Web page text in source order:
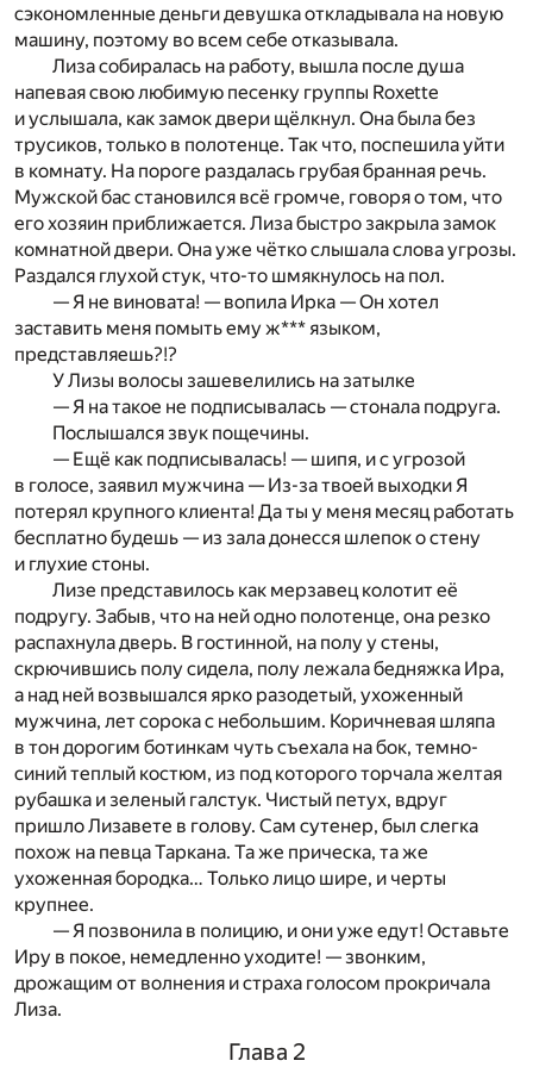
сэкономленные деньги девушка откладывала на новую
машину, поэтому во всем себе отказывала.
Лиза собиралась на работу, вышла после душа
напевая свою любимую песенку группы Roxette
и услышала, как замок двери щёлкнул. Она была без
трусиков, только в полотенце. Так что, поспешила уйти
в комнату. На пороге раздалась грубая бранная речь.
Мужской бас становился всё громче, говоря о том, что
его хозяин приближается. Лиза быстро закрыла замок
комнатной двери. Она уже чётко слышала слова угрозы.
Раздался глухой стук, что-то шмякнулось на пол.
— Я не виновата! — вопила Ирка — Он хотел
заставить меня помыть ему ж*** языком,
представляешь?!?
У Лизы волосы зашевелились на затылке
— Я на такое не подписывалась — стонала подруга.
Послышался звук пощечины.
— Ещё как подписывалась! — шипя, и с угрозой
в голосе, заявил мужчина — Из-за твоей выходки Я
потерял крупного клиента! Да ты у меня месяц работать
бесплатно будешь — из зала донесся шлепок о стену
и глухие стоны.
Лизе представилось как мерзавец колотит её
подругу. Забыв, что на ней одно полотенце, она резко
распахнула дверь. В гостинной, на полу у стены,
скрючившись полу сидела, полу лежала бедняжка Ира,
а над ней возвышался ярко разодетый, ухоженный
мужчина, лет сорока с небольшим. Коричневая шляпа
в тон дорогим ботинкам чуть съехала на бок, темно-
синий теплый костюм, из под которого торчала желтая
рубашка и зеленый галстук. Чистый петух, вдруг
пришло Лизавете в голову. Сам сутенер, был слегка
похож на певца Таркана. Та же прическа, та же
ухоженная бородка… Только лицо шире, и черты
крупнее.
— Я позвонила в полицию, и они уже едут! Оставьте
Иру в покое, немедленно уходите! — звонким,
дрожащим от волнения и страха голосом прокричала
Лиза.
Глава 2